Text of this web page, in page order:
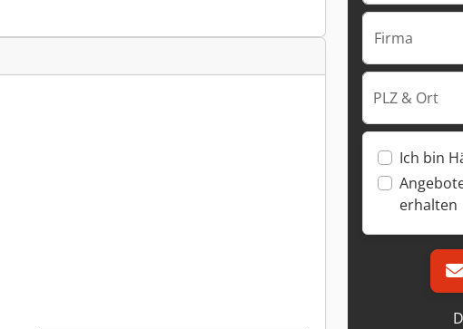
Firma
PLZ & Ort
Ich bin
erhalten